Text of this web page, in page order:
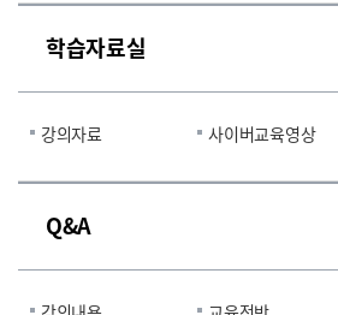
학습자료실
강의자료 사이버교육영상
Q&A